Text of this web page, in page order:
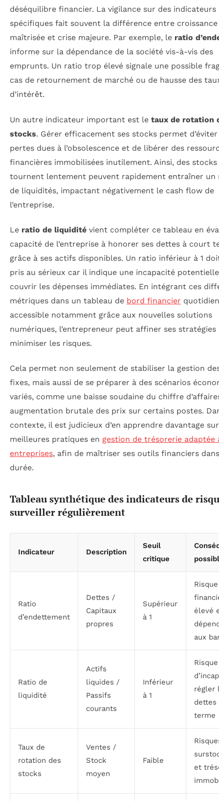
déséquilibre financier. La vigilance sur des indicateurs
spécifiques fait souvent la différence entre croissance
maîtrisée et crise majeure. Par exemple, le ratio
informe sur la dépendance de la société vis-à-vis des
emprunts. Un ratio trop élevé signale une possible
cas de retournement de marché ou de hausse des
d’intérêt.
Un autre indicateur important est le taux de rotation
stocks. Gérer efficacement ses stocks permet
pertes dues à l’obsolescence et de libérer des
financières immobilisées inutilement. Ainsi, des
tournent lentement peuvent rapidement entraîner un
de liquidités, impactant négativement le cash flow de
l’entreprise.
Le ratio de liquidité vient compléter ce tableau en
capacité de l’entreprise à honorer ses dettes à court
grâce à ses actifs disponibles. Un ratio inférieur à 1
pris au sérieux car il indique une incapacité
couvrir les dépenses immédiates. En intégrant ces
métriques dans un tableau de bord financier
accessible notamment grâce aux nouvelles solutions
numériques, l’entrepreneur peut affiner ses stratégies
minimiser les risques.
Cela permet non seulement de stabiliser la gestion
fixes, mais aussi de se préparer à des scénarios
variés, comme une baisse soudaine du chiffre
augmentation brutale des prix sur certains postes.
contexte, il est judicieux d’en apprendre davantage
meilleures pratiques en gestion de trésorerie adaptée
entreprises, afin de maîtriser ses outils financiers
durée.
Tableau synthétique des indicateurs de
surveiller régulièrement
Indicateur Description
Seuil
critique
Ratio
d’endettement
Dettes /
Capitaux
propres
Supérieur
à 1
Risque
élevé
aux
Ratio de
liquidité
Actifs
liquides /
Passifs
courants
Inférieur
à 1
Risque
régler
dettes
terme
Taux de
rotation des
stocks
Ventes /
Stock
moyen
Faible
et